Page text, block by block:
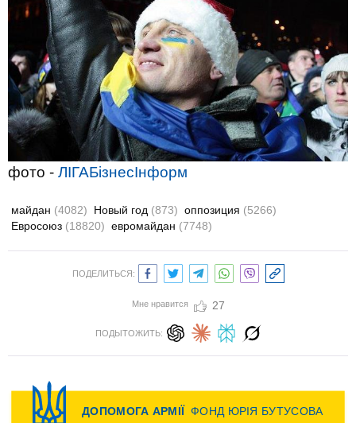
фото - ЛІГАБізнесІнформ
майдан (4082) Новый год (873) оппозиция (5266)
Евросоюз (18820) евромайдан (7748)
ПОДЕЛИТЬСЯ:
Мне нравится 27
ПОДЫТОЖИТЬ: